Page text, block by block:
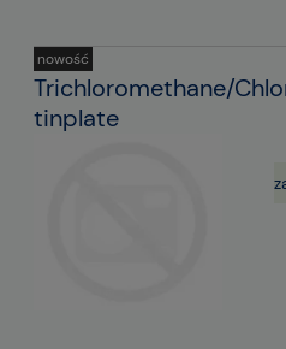
Trichloromethane/
tinplate
nowość